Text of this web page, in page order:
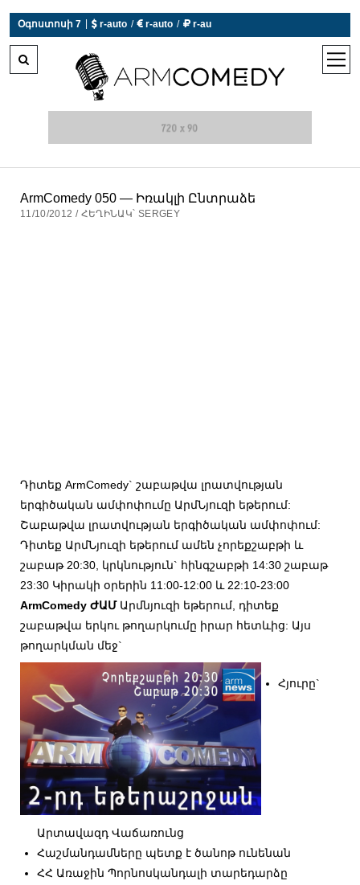
Օգոստոսի 7  r-auto /  r-auto /  r-au
open
ArmComedy 050 — Իռակլի Ընտրաձե
11/10/2012 / ՀԵՂԻՆԱԿ՝ SERGEY
Դիտեք ArmComedy` շաբաթվա լրատվության
երգիծական ամփոփումը ԱրմՆյուզի եթերում:
Շաբաթվա լրատվության երգիծական ամփոփում:
Դիտեք ԱրմՆյուզի եթերում ամեն չորեքշաբթի և
շաբաթ 20:30, կրկնություն` հինգշաբթի 14:30 շաբաթ
23:30 Կիրակի օրերին 11:00-12:00 և 22:10-23:00
ArmComedy ԺԱՄԱրմնյուզի եթերում, դիտեք
շաբաթվա երկու թողարկումը իրար հետևից: Այս
թողարկման մեջ`
Հյուրը`
Արտավազդ Վաճառունց
Հաշմանդամները պետք է ծանոթ ունենան
ՀՀ Առաջին Պորնոսկանդալի տարեդարձը